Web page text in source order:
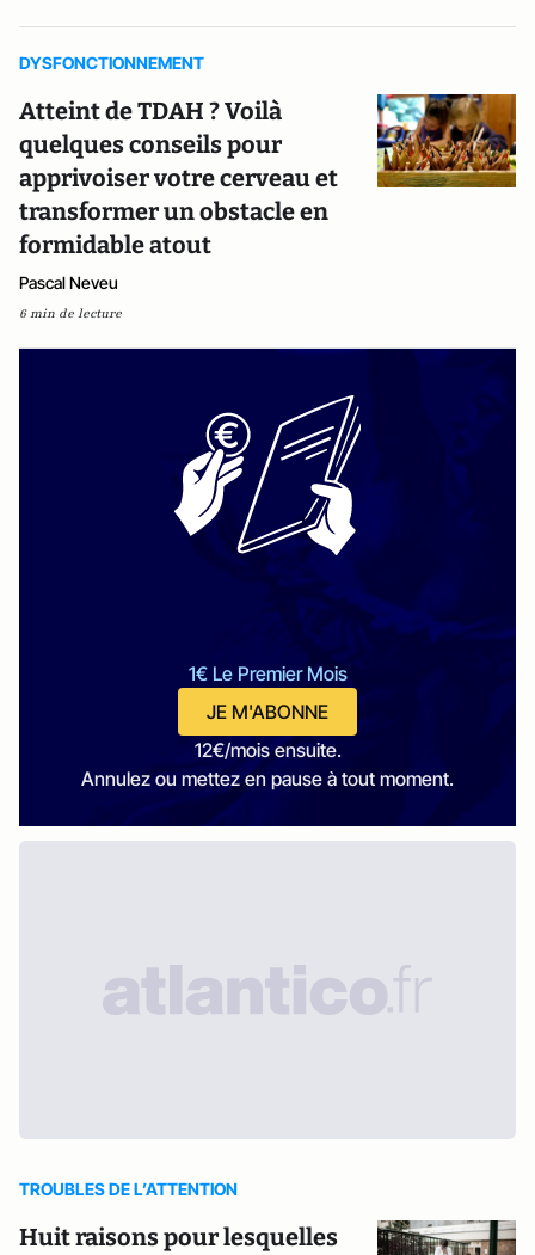
DYSFONCTIONNEMENT
Atteint de TDAH ? Voilà
quelques conseils pour
apprivoiser votre cerveau et
transformer un obstacle en
formidable atout
Pascal Neveu
6 min de lecture
1€ Le Premier Mois
JE M'ABONNE
12€/mois ensuite.
Annulez ou mettez en pause à tout moment.
TROUBLES DE L’ATTENTION
Huit raisons pour lesquelles